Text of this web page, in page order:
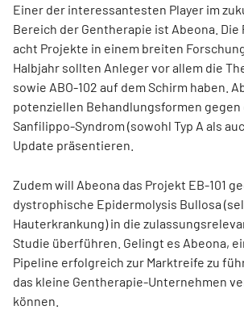
Einer der interessantesten Player im
Bereich der Gen­therapie ist Abeona.
acht Projekte in einem breiten
Halbjahr sollten Anleger vor allem die
sowie ABO-102 auf dem Schirm haben.
potenziellen Behandlungsformen gegen
Sanfilippo-Syndrom (sowohl Typ A als
Update präsentieren.
Zudem will Abeona das Projekt EB-101
dystrophische Epidermolysis Bullosa
Hauterkrankung) in die
Studie überführen. Gelingt es Abeona,
Pipeline erfolgreich zur Marktreife zu
das kleine Gentherapie-Unternehmen
können.